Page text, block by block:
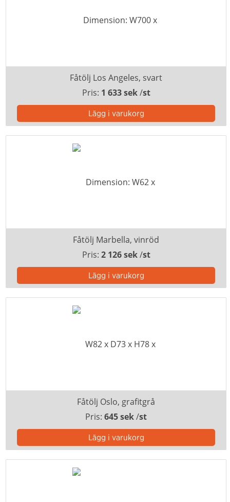
Fåtölj Los Angeles, svart
Pris: 1 633 sek/st
Fåtölj Marbella, vinröd
Pris: 2 126 sek/st
Fåtölj Oslo, grafitgrå
Pris: 645 sek/st